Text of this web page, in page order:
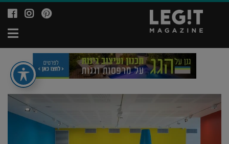
לעמוד
של
מגזין
לג'יט
Legit
לעמוד
של
מגזין
לג'יט
Legit